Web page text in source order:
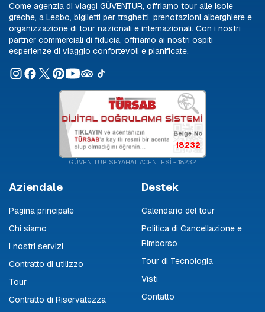
Come agenzia di viaggi GÜVENTUR, offriamo tour alle isole
greche, a Lesbo, biglietti per traghetti, prenotazioni alberghiere e
organizzazione di tour nazionali e internazionali. Con i nostri
partner commerciali di fiducia, offriamo ai nostri ospiti
esperienze di viaggio confortevoli e pianificate.
18232
GÜVEN TUR SEYAHAT ACENTESİ - 18232
Aziendale
Pagina principale
Chi siamo
I nostri servizi
Contratto di utilizzo
Tour
Contratto di Riservatezza
Destek
Calendario del tour
Politica di Cancellazione e
Rimborso
Tour di Tecnologia
Visti
Contatto